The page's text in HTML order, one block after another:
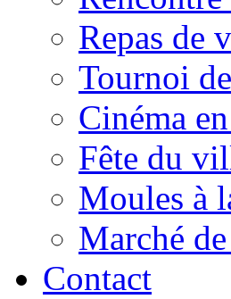
Repas de
Tournoi
Cinéma
Fête du
Moules à
Marché
Contact